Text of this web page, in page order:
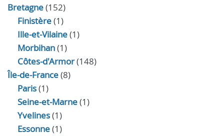
Bretagne(152)
Finistère(1)
Ille-et-Vilaine(1)
Morbihan(1)
Côtes-d'Armor(148)
Île-de-France(8)
Paris(1)
Seine-et-Marne(1)
Yvelines(1)
Essonne(1)